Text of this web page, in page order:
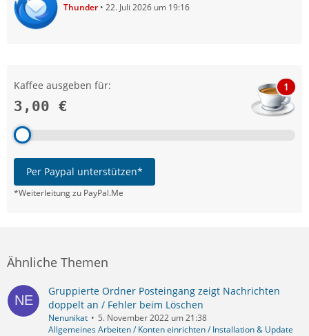
Thunder 22. Juli 2026 um 19:16
Kaffee ausgeben für:
3,00 €
1
Per Paypal unterstützen*
*Weiterleitung zu PayPal.Me
Ähnliche Themen
Gruppierte Ordner Posteingang zeigt Nachrichten
doppelt an / Fehler beim Löschen
Nenunikat
5. November 2022 um 21:38
Allgemeines Arbeiten / Konten einrichten / Installation & Update